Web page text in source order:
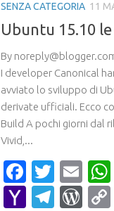
SENZA CATEGORIA 11
Ubuntu 15.10
By
I developer Canonical
avviato lo sviluppo di
derivate ufficiali. Ecco
Build A pochi giorni dal
Vivid,...
Yahoo